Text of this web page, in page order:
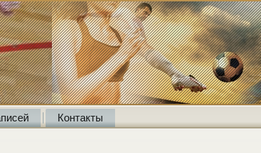
Контакты